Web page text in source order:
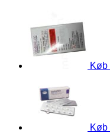
Køb
Køb